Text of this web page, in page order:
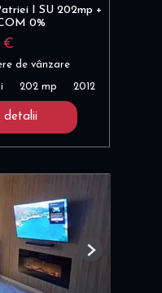
I SU 202mp +
0%
€
de vânzare
202 mp 2012
detalii
Next